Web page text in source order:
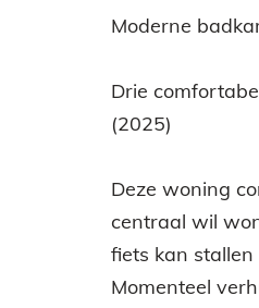
Moderne
Drie
(2025)
Deze woning
centraal wil
fiets kan stallen
Momenteel